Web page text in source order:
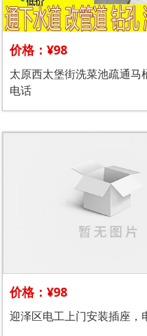
价格：¥98
太原西太堡街洗菜池疏通马
电话
价格：¥98
迎泽区电工上门安装插座，